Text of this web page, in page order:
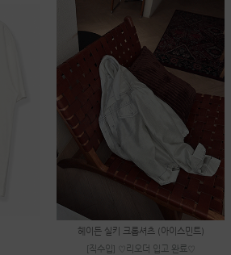
헤이든 실키 크롭셔츠 (아이스민트)
[직수입] ♡리오더 입고 완료♡